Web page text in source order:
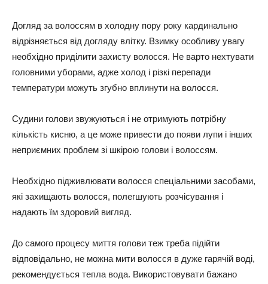
Догляд за волоссям в холодну пору року кардинально
відрізняється від догляду влітку. Взимку особливу увагу
необхідно приділити захисту волосся. Не варто нехтувати
головними уборами, адже холод і різкі перепади
температури можуть згубно вплинути на волосся.
Судини голови звужуються і не отримують потрібну
кількість кисню, а це може привести до появи лупи і інших
неприємних проблем зі шкірою голови і волоссям.
Необхідно підживлювати волосся спеціальними засобами,
які захищають волосся, полегшують розчісування і
надають їм здоровий вигляд.
До самого процесу миття голови теж треба підійти
відповідально, не можна мити волосся в дуже гарячій воді,
рекомендується тепла вода. Використовувати бажано